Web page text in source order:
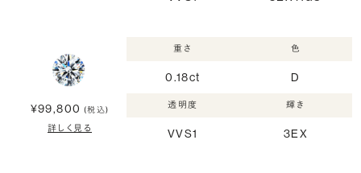
¥99,800 (税込)
詳しく見る
重さ
0.18ct
色
D
透明度
VVS1
輝き
3EX